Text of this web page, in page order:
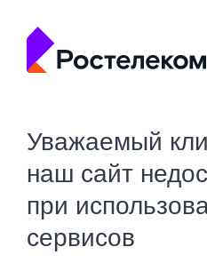
Уважаемый
наш сайт
при
сервисов